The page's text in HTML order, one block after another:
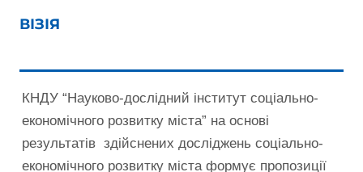
ВІЗІЯ
КНДУ “Науково-дослідний інститут соціально-
економічного розвитку міста” на основі
результатів здійснених досліджень соціально-
економічного розвитку міста формує пропозиції